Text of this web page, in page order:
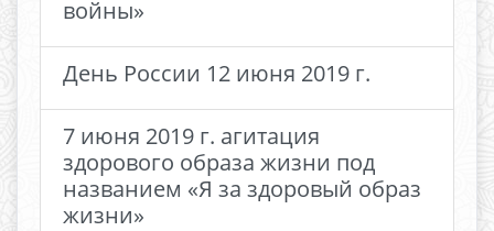
войны»
День России 12 июня 2019 г.
7 июня 2019 г. агитация
здорового образа жизни под
названием «Я за здоровый образ
жизни»